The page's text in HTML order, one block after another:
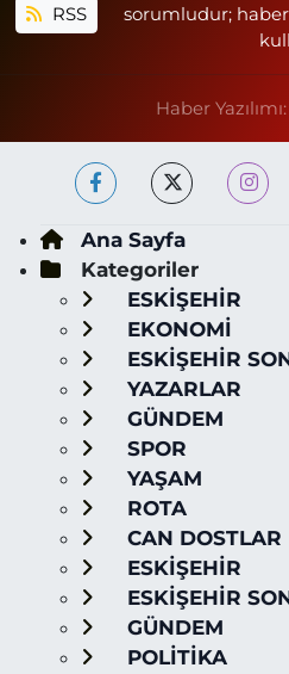
RSS
sorumludur;
Haber Yazılımı:
Ana Sayfa
Kategoriler
ESKİŞEHİR
EKONOMİ
ESKİŞEHİR
YAZARLAR
GÜNDEM
SPOR
YAŞAM
ROTA
CAN DOSTLAR
ESKİŞEHİR
ESKİŞEHİR
GÜNDEM
POLİTİKA